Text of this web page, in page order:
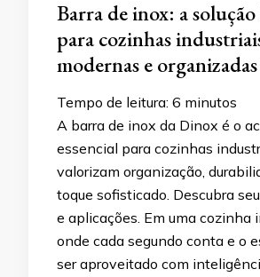
Barra de inox: a
para cozinhas
modernas e organizadas
Tempo de leitura: 6 minutos
A barra de inox da Dinox é o
essencial para cozinhas
valorizam organização,
toque sofisticado. Descubra
e aplicações. Em uma cozinha
onde cada segundo conta e o
ser aproveitado com